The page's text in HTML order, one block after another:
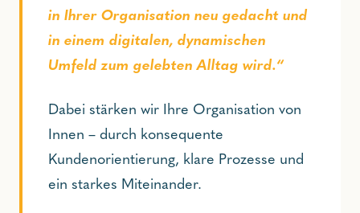
in Ihrer Organisation neu gedacht und
in einem digitalen, dynamischen
Umfeld zum gelebten Alltag wird.“
Dabei stärken wir Ihre Organisation von
Innen – durch konsequente
Kundenorientierung, klare Prozesse und
ein starkes Miteinander.